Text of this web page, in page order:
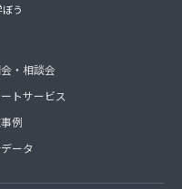
う
・相談会
トサービス
例
ータ